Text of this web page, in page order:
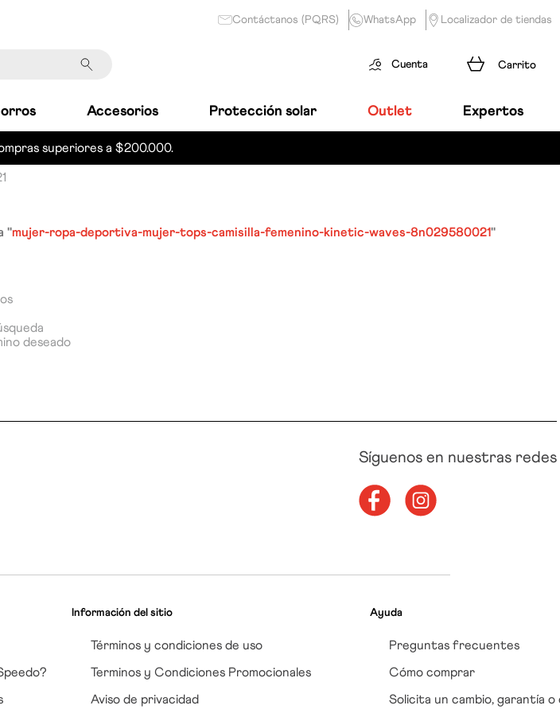
Contáctanos (PQRS) WhatsApp Localizador de tiendas
Cuenta
Accesorios Protección solar Outlet Expertos
superiores a $200.000.
"mujer-ropa-deportiva-mujer-tops-camisilla-femenino-kinetic-waves-8n029580021"
deseado
Síguenos en nuestras redes
Información del sitio
Términos y condiciones de uso
Terminos y Condiciones Promocionales
Aviso de privacidad
Ayuda
Preguntas frecuentes
Cómo comprar
Solicita un cambio, garantía o